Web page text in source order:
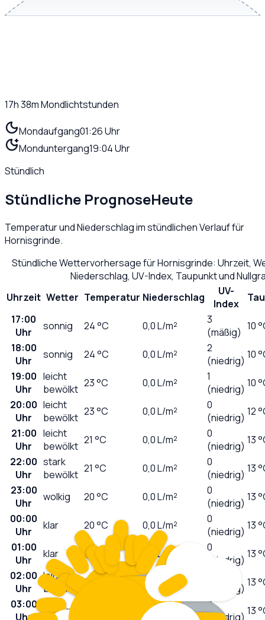
17h 38mMondlichtstunden
Mondaufgang01:26 Uhr
Monduntergang19:04 Uhr
Stündlich
Stündliche PrognoseHeute
Temperatur und Niederschlag im stündlichen Verlauf für
Hornisgrinde.
Stündliche Wettervorhersage fürHornisgrinde: Uhrzeit,
Niederschlag, UV-Index, Taupunkt und
Uhrzeit Wetter Temperatur Niederschlag
UV-
Index
17:00
Uhr
sonnig 24°C 0,0L/m²
3
(mäßig) 10
18:00
Uhr
sonnig 24°C 0,0L/m²
2
(niedrig) 10
19:00
Uhr
leicht
bewölkt 23°C 0,0L/m²
1
(niedrig) 10
20:00
Uhr
leicht
bewölkt 23°C 0,0L/m²
0
(niedrig) 12
21:00
Uhr
leicht
bewölkt 21 °C 0,0L/m²
0
(niedrig) 13
22:00
Uhr
stark
bewölkt 21 °C 0,0L/m²
0
(niedrig) 13
23:00
Uhr
wolkig 20°C 0,0L/m²
0
(niedrig) 13
00:00
Uhr
klar 20°C 0,0L/m²
0
(niedrig) 13
01:00
Uhr
klar 20 L/m²
0
(niedrig) 13
02:00
Uhr
leicht
bewölkt
20 0,0 L/m²
(niedrig) 13
03:00
Uhr
wolkig 0,0
0
(niedrig) 13